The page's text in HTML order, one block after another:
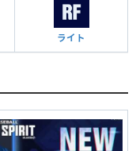
ライト